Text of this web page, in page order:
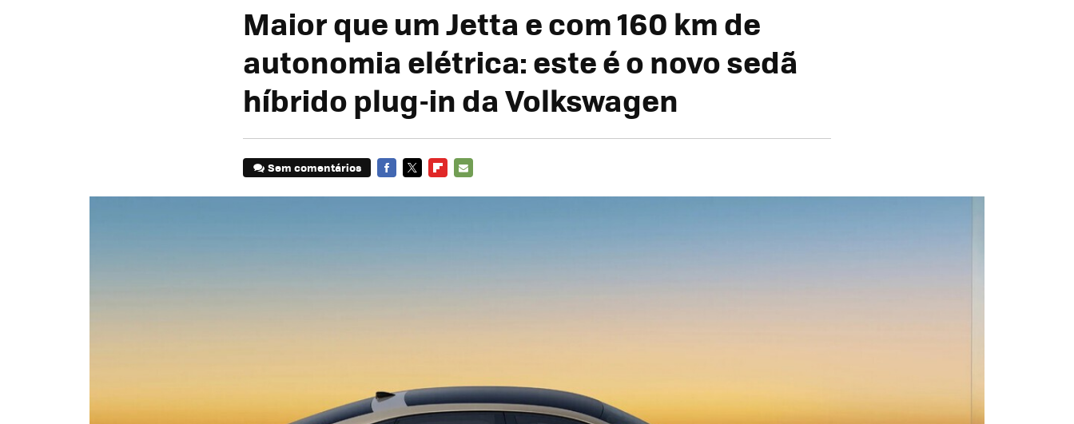
Maior que um Jetta e com 160 km de
autonomia elétrica: este é o novo sedã
híbrido plug-in da Volkswagen
Sem comentários